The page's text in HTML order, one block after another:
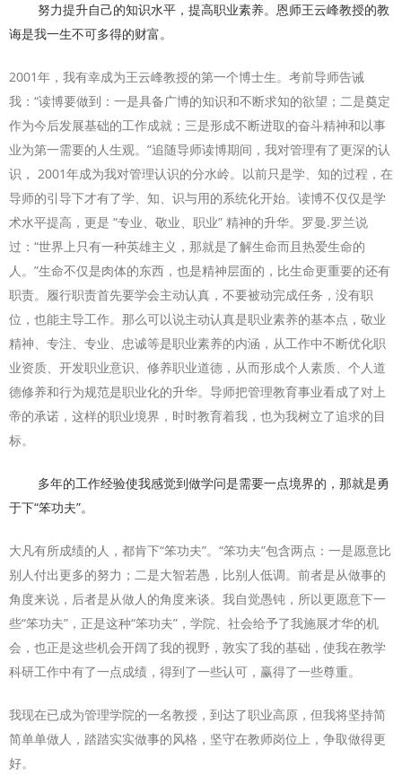
努力提升自己的知识水平，提高职业素养。恩师王云峰教授的教
诲是我一生不可多得的财富。
2001年，我有幸成为王云峰教授的第一个博士生。考前导师告诫
我：“读博要做到：一是具备广博的知识和不断求知的欲望；二是奠定
作为今后发展基础的工作成就；三是形成不断进取的奋斗精神和以事
业为第一需要的人生观。”追随导师读博期间，我对管理有了更深的认
识， 2001年成为我对管理认识的分水岭。以前只是学、知的过程，在
导师的引导下才有了学、知、识与用的系统化开始。读博不仅仅是学
术水平提高，更是 “专业、敬业、职业” 精神的升华。罗曼.罗兰说
过：“世界上只有一种英雄主义，那就是了解生命而且热爱生命的
人。”生命不仅是肉体的东西，也是精神层面的，比生命更重要的还有
职责。履行职责首先要学会主动认真，不要被动完成任务，没有职
位，也能主导工作。那么可以说主动认真是职业素养的基本点，敬业
精神、专注、专业、忠诚等是职业素养的内涵，从工作中不断优化职
业资质、开发职业意识、修养职业道德，从而形成个人素质、个人道
德修养和行为规范是职业化的升华。导师把管理教育事业看成了对上
帝的承诺，这样的职业境界，时时教育着我，也为我树立了追求的目
标。
多年的工作经验使我感觉到做学问是需要一点境界的，那就是勇
于下“笨功夫”。
大凡有所成绩的人，都肯下“笨功夫”。“笨功夫”包含两点：一是愿意比
别人付出更多的努力；二是大智若愚，比别人低调。前者是从做事的
角度来说，后者是从做人的角度来谈。我自觉愚钝，所以更愿意下一
些“笨功夫”，正是这种“笨功夫”，学院、社会给予了我施展才华的机
会，也正是这些机会开阔了我的视野，敦实了我的基础，使我在教学
科研工作中有了一点成绩，得到了一些认可，赢得了一些尊重。
我现在已成为管理学院的一名教授，到达了职业高原，但我将坚持简
简单单做人，踏踏实实做事的风格，坚守在教师岗位上，争取做得更
好。